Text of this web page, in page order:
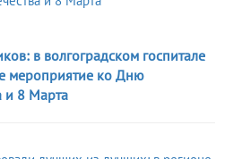
в волгоградском госпитале
мероприятие ко Дню
и 8 Марта